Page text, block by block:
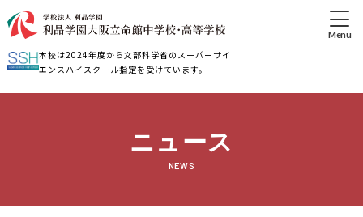
本校は2024年度から文部科学省のスーパーサイ
エンスハイスクール指定を受けています。
ニュース
NEWS